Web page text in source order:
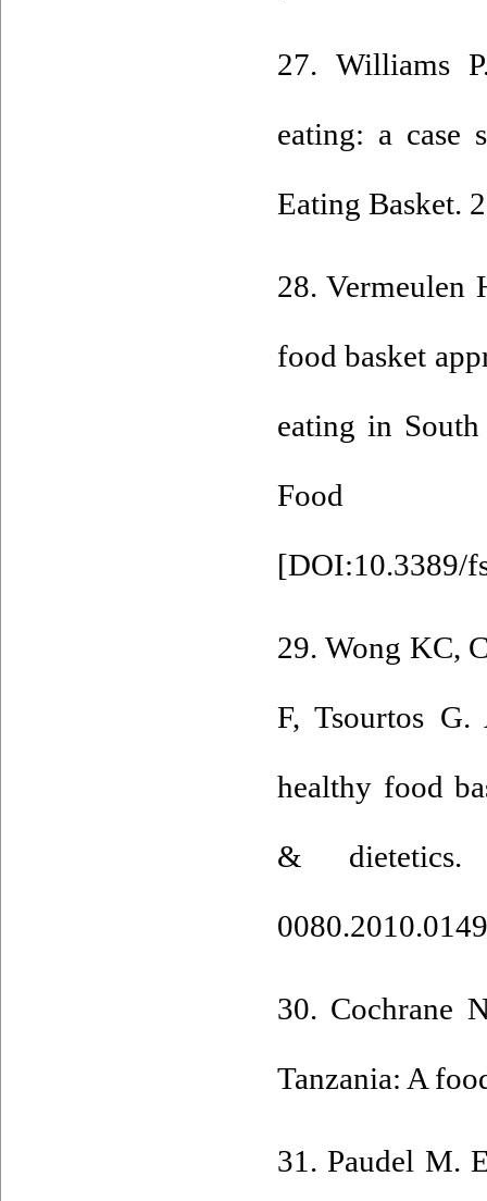
27. Williams
eating: a case
Eating Basket.
28. Vermeulen
food basket
eating in
Food
[DOI:10.3389/
29. Wong KC,
F, Tsourtos
healthy food
& dietetics.
30. Cochrane
Tanzania: A
31. Paudel M.